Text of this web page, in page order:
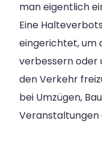
man eigentlich
Eine
eingerichtet, um
verbessern oder
den Verkehr
bei Umzügen,
Veranstaltungen